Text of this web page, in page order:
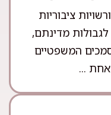
ציבוריות
מדינתם,
המשפטיים
אחת ...